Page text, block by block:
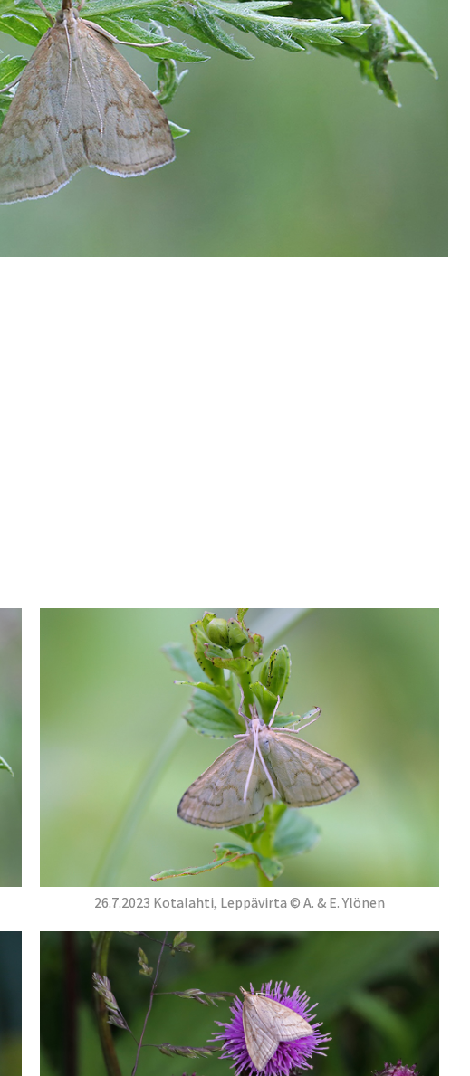
26.7.2023 Kotalahti, Leppävirta © A. & E. Ylönen